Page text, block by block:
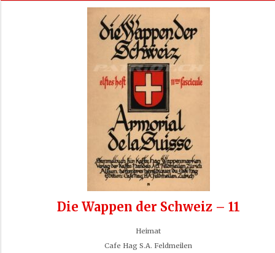
Die Wappen der Schweiz – 11
Heimat
Cafe Hag S.A. Feldmeilen